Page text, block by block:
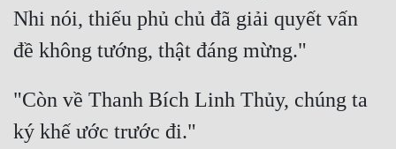
Nhi nói, thiếu phủ chủ đã giải quyết vấn
"Còn về Thanh Bích Linh Thủy, chúng ta